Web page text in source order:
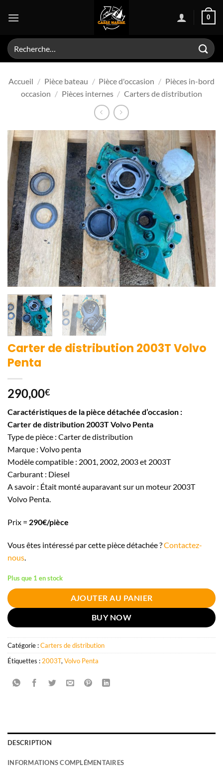
0
Recherche
pour :
Accueil / Pièce bateau / Pièce d'occasion / Pièces in-bord
occasion / Pièces internes / Carters de distribution
Carter de distribution 2003T Volvo
Penta
290,00€
Caractéristiques de la pièce détachée d’occasion :
Carter de distribution 2003T Volvo Penta
Type de pièce : Carter de distribution
Marque : Volvo penta
Modèle compatible : 2001, 2002, 2003 et 2003T
Carburant : Diesel
A savoir : Était monté auparavant sur un moteur 2003T
Volvo Penta.
Prix = 290€/pièce
Vous êtes intéressé par cette pièce détachée ?Contactez-
nous.
Plus que 1 en stock
AJOUTER AU PANIER
BUY NOW
Catégorie :Carters de distribution
Étiquettes :2003T,Volvo Penta
DESCRIPTION
INFORMATIONS COMPLÉMENTAIRES